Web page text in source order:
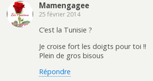
Mamengagee
25 février 2014
C’est la Tunisie ?
Je croise fort les doigts pour toi !!
Plein de gros bisous
Répondre